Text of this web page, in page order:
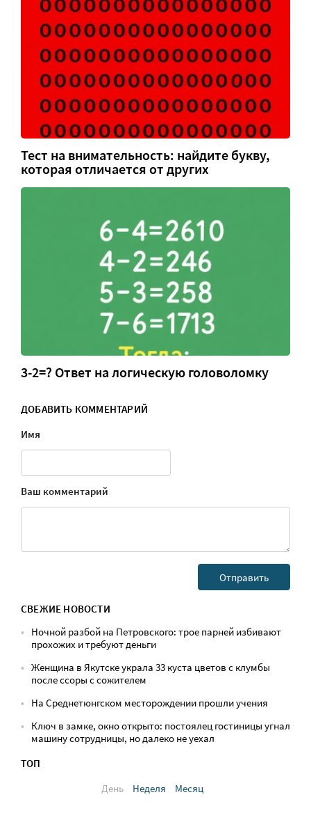
Тест на внимательность: найдите букву,
которая отличается от других
3-2=? Ответ на логическую головоломку
ДОБАВИТЬ КОММЕНТАРИЙ
Имя
Ваш комментарий
СВЕЖИЕ НОВОСТИ
Ночной разбой на Петровского: трое парней избивают
прохожих и требуют деньги
Женщина в Якутске украла 33 куста цветов с клумбы
после ссоры с сожителем
На Среднетюнгском месторождении прошли учения
Ключ в замке, окно открыто: постоялец гостиницы угнал
машину сотрудницы, но далеко не уехал
ТОП
День
Неделя Месяц